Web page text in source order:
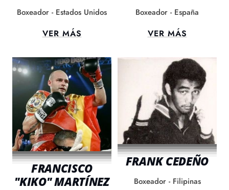
Boxeador - Estados Unidos
VER MÁS
Boxeador - España
VER MÁS
FRANCISCO
"KIKO" MARTÍNEZ
FRANK CEDEÑO
Boxeador - Filipinas